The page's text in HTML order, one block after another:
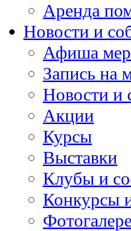
Аренда
Новости и
Афиша
Запись на
Новости и
Акции
Курсы
Выставки
Клубы и
Конкурсы